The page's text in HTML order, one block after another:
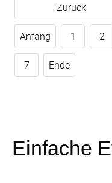
Zurück
Anfang 1 2
7 Ende
Einfache